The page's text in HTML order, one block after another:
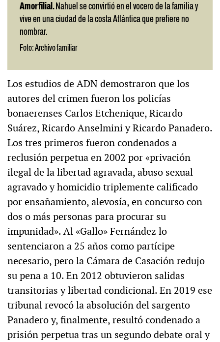
Amor filial. Nahuel se convirtió en el vocero de la familia y
vive en una ciudad de la costa Atlántica que prefiere no
nombrar.
Foto: Archivo familiar
Los estudios de ADN demostraron que los
autores del crimen fueron los policías
bonaerenses Carlos Etchenique, Ricardo
Suárez, Ricardo Anselmini y Ricardo Panadero.
Los tres primeros fueron condenados a
reclusión perpetua en 2002 por «privación
ilegal de la libertad agravada, abuso sexual
agravado y homicidio triplemente calificado
por ensañamiento, alevosía, en concurso con
dos o más personas para procurar su
impunidad». Al «Gallo» Fernández lo
sentenciaron a 25 años como partícipe
necesario, pero la Cámara de Casación redujo
su pena a 10. En 2012 obtuvieron salidas
transitorias y libertad condicional. En 2019 ese
tribunal revocó la absolución del sargento
Panadero y, finalmente, resultó condenado a
prisión perpetua tras un segundo debate oral y